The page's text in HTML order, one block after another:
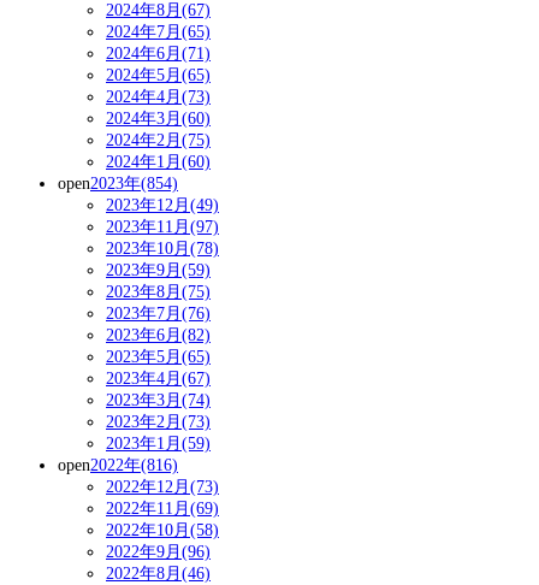
2024年8月(67)
2024年7月(65)
2024年6月(71)
2024年5月(65)
2024年4月(73)
2024年3月(60)
2024年2月(75)
2024年1月(60)
open2023年(854)
2023年12月(49)
2023年11月(97)
2023年10月(78)
2023年9月(59)
2023年8月(75)
2023年7月(76)
2023年6月(82)
2023年5月(65)
2023年4月(67)
2023年3月(74)
2023年2月(73)
2023年1月(59)
open2022年(816)
2022年12月(73)
2022年11月(69)
2022年10月(58)
2022年9月(96)
2022年8月(46)